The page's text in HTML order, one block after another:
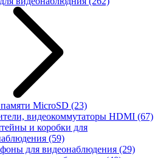
MicroSD (23)
видеокоммутаторы HDMI (67)
и коробки для
(59)
для видеонаблюдения (29)